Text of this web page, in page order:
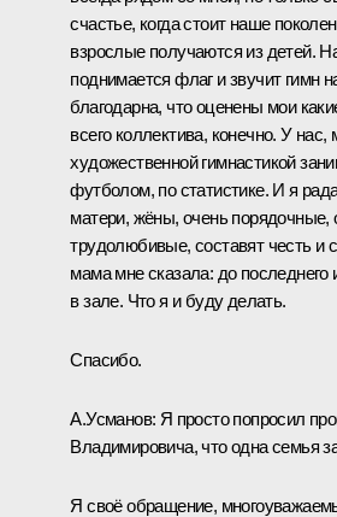
счастье, когда стоит наше
взрослые получаются из детей.
поднимается флаг и звучит гимн
благодарна, что оценены мои
всего коллектива, конечно. У
художественной гимнастикой
футболом, по статистике. И я
матери, жёны, очень порядочные,
трудолюбивые, составят честь
мама мне сказала: до
в зале. Что я и буду делать.
Спасибо.
А.Усманов: Я просто попросил
Владимировича, что одна семья
Я своё обращение,